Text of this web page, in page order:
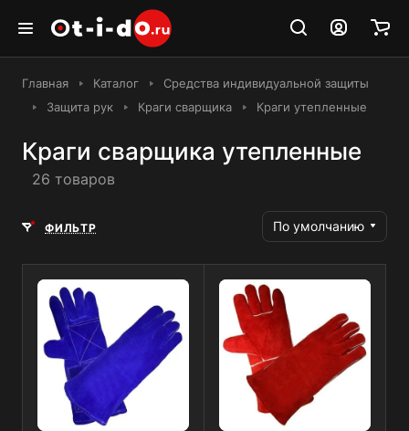
Главная Каталог
Средства индивидуальной защиты
Защита рук
Краги сварщика Краги утепленные
Краги сварщика утепленные
26 товаров
ФИЛЬТР По умолчанию